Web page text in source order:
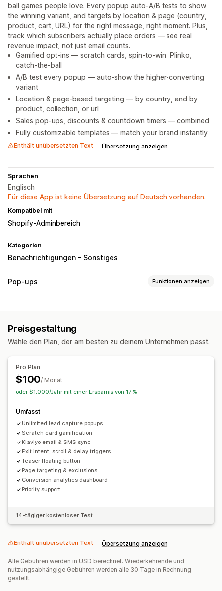
ball games people love. Every popup auto-A/B tests to show
the winning variant, and targets by location & page (country,
product, cart, URL) for the right message, right moment. Plus,
track which subscribers actually place orders — see real
revenue impact, not just email counts.
Gamified opt-ins — scratch cards, spin-to-win, Plinko,
catch-the-ball
A/B test every popup — auto-show the higher-converting
variant
Location & page-based targeting — by country, and by
product, collection, or url
Sales pop-ups, discounts & countdown timers — combined
Fully customizable templates — match your brand instantly
Enthält unübersetzten Text Übersetzung anzeigen
Sprachen
Englisch
Für diese App ist keine Übersetzung auf Deutsch vorhanden.
Kompatibel mit
Shopify-Adminbereich
Kategorien
Benachrichtigungen – Sonstiges
Pop-ups Funktionen anzeigen
Ankündigungen
Individuelle Popups
E-Mail-Erfassungsliste
Trigger und Regeln
Analysen
Preisgestaltung
Wähle den Plan, der am besten zu deinem Unternehmen passt.
Pro Plan
$100/ Monat
oder $1,000/Jahr mit einer Ersparnis von 17 %
Umfasst
Unlimited lead capture popups
Scratch card gamification
Klaviyo email & SMS sync
Exit intent, scroll & delay triggers
Teaser floating button
Page targeting & exclusions
Conversion analytics dashboard
Priority support
14-tägiger kostenloser Test
Enthält unübersetzten Text Übersetzung anzeigen
Alle Gebühren werden in USD berechnet. Wiederkehrende und
nutzungsabhängige Gebühren werden alle 30 Tage in Rechnung
gestellt.